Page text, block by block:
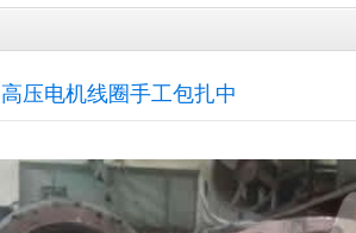
高压电机线圈手工包扎中